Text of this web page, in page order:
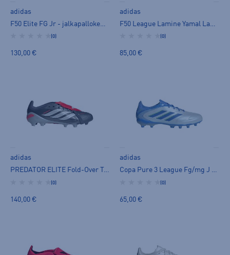
adidas
(0)
130,00 €
adidas
(0)
85,00 €
adidas
PREDATOR ELITE Fold-Over Tongue FG Jr - jalkapallokengät (FG)
(0)
140,00 €
adidas
Copa Pure 3 League Fg/mg J - jalkapallokengät (FG)
(0)
65,00 €